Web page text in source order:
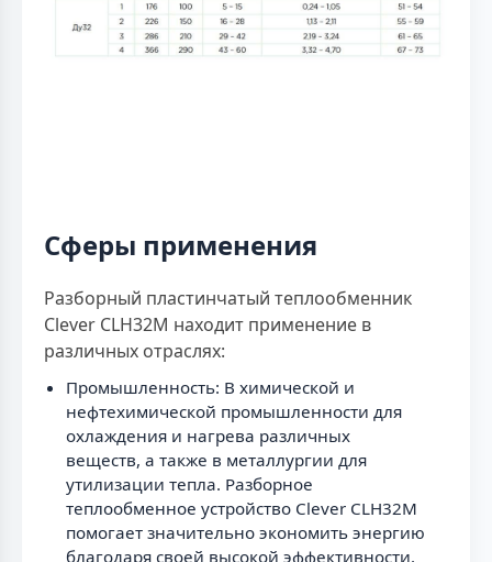
Сферы применения
Разборный пластинчатый теплообменник
Clever CLH32M находит применение в
различных отраслях:
Промышленность: В химической и
нефтехимической промышленности для
охлаждения и нагрева различных
веществ, а также в металлургии для
утилизации тепла. Разборное
теплообменное устройство Clever CLH32M
помогает значительно экономить энергию
благодаря своей высокой эффективности.